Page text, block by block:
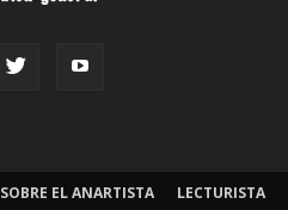
SOBRE EL ANARTISTA LECTURISTA